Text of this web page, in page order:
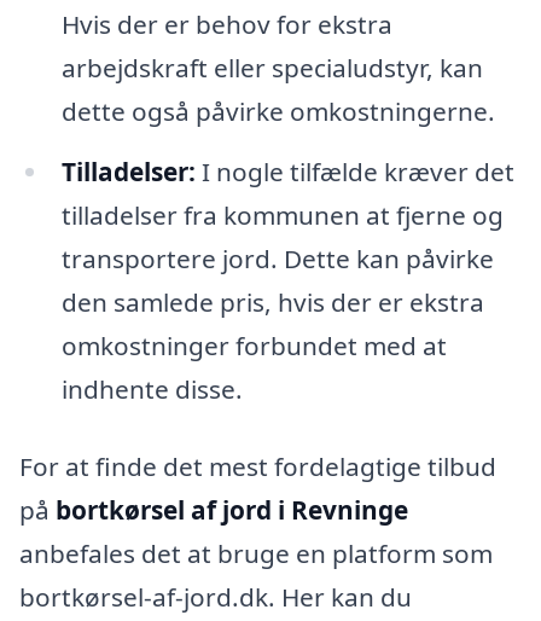
Hvis der er behov for ekstra
arbejdskraft eller specialudstyr, kan
dette også påvirke omkostningerne.
Tilladelser: I nogle tilfælde kræver det
tilladelser fra kommunen at fjerne og
transportere jord. Dette kan påvirke
den samlede pris, hvis der er ekstra
omkostninger forbundet med at
indhente disse.
For at finde det mest fordelagtige tilbud
på bortkørsel af jord i Revninge
anbefales det at bruge en platform som
bortkørsel-af-jord.dk. Her kan du